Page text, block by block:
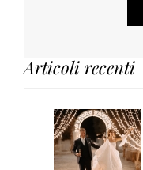
Articoli recenti